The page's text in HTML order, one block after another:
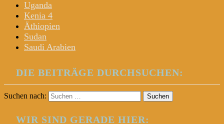
Uganda
Kenia 4
Äthiopien
Sudan
Saudi Arabien
DIE BEITRÄGE DURCHSUCHEN:
Suchen nach:
WIR SIND GERADE HIER: